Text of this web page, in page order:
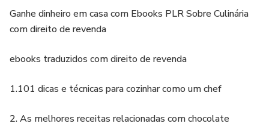
Ganhe dinheiro em casa com Ebooks PLR Sobre Culinária
com direito de revenda
ebooks traduzidos com direito de revenda
1.101 dicas e técnicas para cozinhar como um chef
2. As melhores receitas relacionadas com chocolate